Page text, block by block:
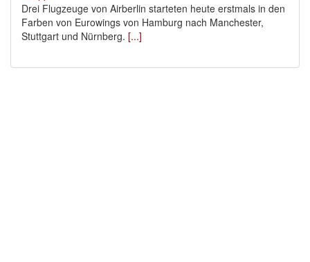
Drei Flugzeuge von Airberlin starteten heute erstmals in den
Farben von Eurowings von Hamburg nach Manchester,
Stuttgart und Nürnberg. [...]